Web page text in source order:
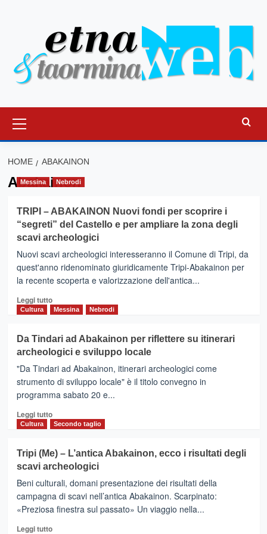
principale
HOME ABAKAINON
Abakainon
Messina Nebrodi
TRIPI – ABAKAINON Nuovi fondi per scoprire i
“segreti” del Castello e per ampliare la zona degli
scavi archeologici
Nuovi scavi archeologici interesseranno il Comune di Tripi, da
quest'anno ridenominato giuridicamente Tripi-Abakainon per
la recente scoperta e valorizzazione dell'antica...
Leggi tuttoLeggi
di
TRIPI
–
ABAKAINON
Nuovi
fondi
per
scoprire
i
Castello
e
per
ampliare
la
zona
Cultura Messina Nebrodi
Da Tindari ad Abakainon per riflettere su itinerari
archeologici e sviluppo locale
"Da Tindari ad Abakainon, itinerari archeologici come
strumento di sviluppo locale" è il titolo convegno in
programma sabato 20 e...
Leggi tuttoLeggi
di
Da
Tindari
ad
Abakainon
per
riflettere
su
Cultura Secondo taglio
Tripi (Me) – L’antica Abakainon, ecco i risultati degli
scavi archeologici
Beni culturali, domani presentazione dei risultati della
campagna di scavi nell’antica Abakainon. Scarpinato:
«Preziosa finestra sul passato» Un viaggio nella...
Leggi tuttoLeggi